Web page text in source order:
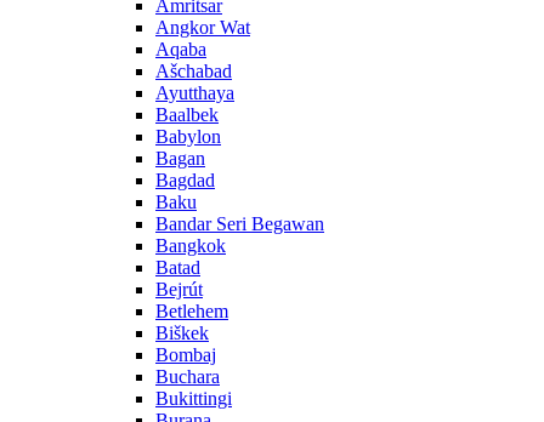
Amritsar
Angkor Wat
Aqaba
Ašchabad
Ayutthaya
Baalbek
Babylon
Bagan
Bagdad
Baku
Bandar Seri Begawan
Bangkok
Batad
Bejrút
Betlehem
Biškek
Bombaj
Buchara
Bukittingi